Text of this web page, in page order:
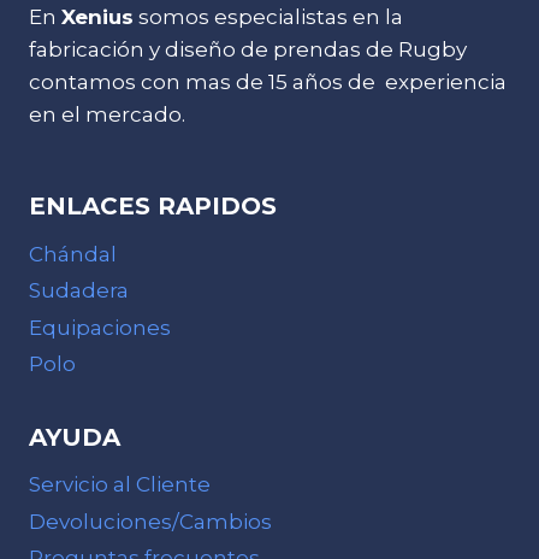
En Xenius somos especialistas en la
fabricación y diseño de prendas de Rugby
contamos con mas de 15 años de experiencia
en el mercado.
ENLACES RAPIDOS
Chándal
Sudadera
Equipaciones
Polo
AYUDA
Servicio al Cliente
Devoluciones/Cambios